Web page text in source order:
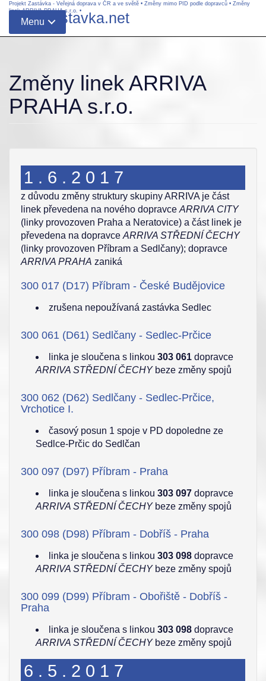
Projekt Zastávka - Veřejná doprava v ČR a ve světě • Změny mimo PID podle dopravců • Změny
linek ARRIVA PRAHA s.r.o. •
Menu
www.zastavka.net
Změny linek ARRIVA
PRAHA s.r.o.
1.6.2017
z důvodu změny struktury skupiny ARRIVA je část
linek převedena na nového dopravce ARRIVA CITY
(linky provozoven Praha a Neratovice) a část linek je
převedena na dopravce ARRIVA STŘEDNÍ ČECHY
(linky provozoven Příbram a Sedlčany); dopravce
ARRIVA PRAHA zaniká
300 017 (D17) Příbram - České Budějovice
zrušena nepoužívaná zastávka Sedlec
300 061 (D61) Sedlčany - Sedlec-Prčice
linka je sloučena s linkou 303 061 dopravce
ARRIVA STŘEDNÍ ČECHYbeze změny spojů
300 062 (D62) Sedlčany - Sedlec-Prčice,
Vrchotice I.
časový posun 1 spoje v PD dopoledne ze
Sedlce-Prčic do Sedlčan
300 097 (D97) Příbram - Praha
linka je sloučena s linkou 303 097 dopravce
ARRIVA STŘEDNÍ ČECHYbeze změny spojů
300 098 (D98) Příbram - Dobříš - Praha
linka je sloučena s linkou 303 098 dopravce
ARRIVA STŘEDNÍ ČECHYbeze změny spojů
300 099 (D99) Příbram - Obořiště - Dobříš -
Praha
linka je sloučena s linkou 303 098 dopravce
ARRIVA STŘEDNÍ ČECHYbeze změny spojů
6.5.2017